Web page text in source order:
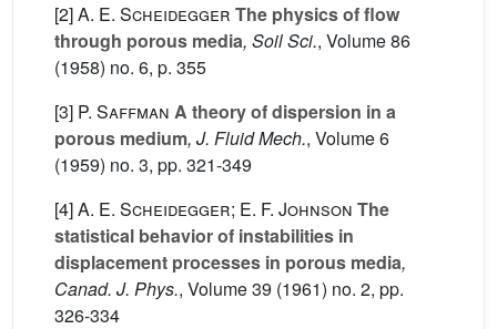
[2]A. E. Scheidegger The physics of flow
through porous media, Soil Sci., Volume 86
(1958) no. 6, p. 355
[3] P. Saffman A theory of dispersion in a
porous medium, J. Fluid Mech., Volume 6
(1959) no. 3, pp. 321-349
[4]A. E. Scheidegger; E. F. Johnson The
statistical behavior of instabilities in
displacement processes in porous media,
Canad. J. Phys., Volume 39 (1961) no. 2, pp.
326-334